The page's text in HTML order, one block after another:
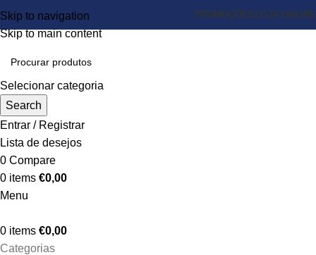
Skip to navigation
Skip to main content
PROMOÇÕES LOJA ONLINE
Selecionar categoria
Search
Entrar / Registrar
Lista de desejos
0 Compare
0 items €0,00
Menu
0 items €0,00
Categorias